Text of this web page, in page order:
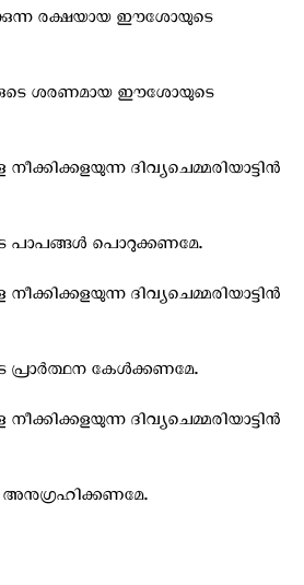
രക്ഷയായ ഈശോയുടെ
ശരണമായ ഈശോയുടെ
ദിവ്യചെമ്മരിയാട്ടിന്‍
പാപങ്ങള്‍ പൊറുക്കണമേ.
ദിവ്യചെമ്മരിയാട്ടിന്‍
പ്രാര്‍ത്ഥന കേള്‍ക്കണമേ.
ദിവ്യചെമ്മരിയാട്ടിന്‍